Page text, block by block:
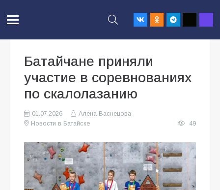
Батайчане приняли
участие в соревнованиях
по скалолазанию
01.07.2026
Алена Васнецова
Новости в Батайске
49